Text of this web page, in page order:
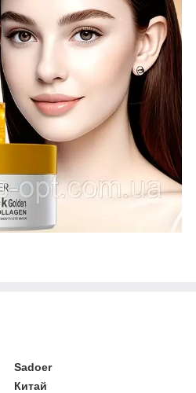
Sadoer
Китай